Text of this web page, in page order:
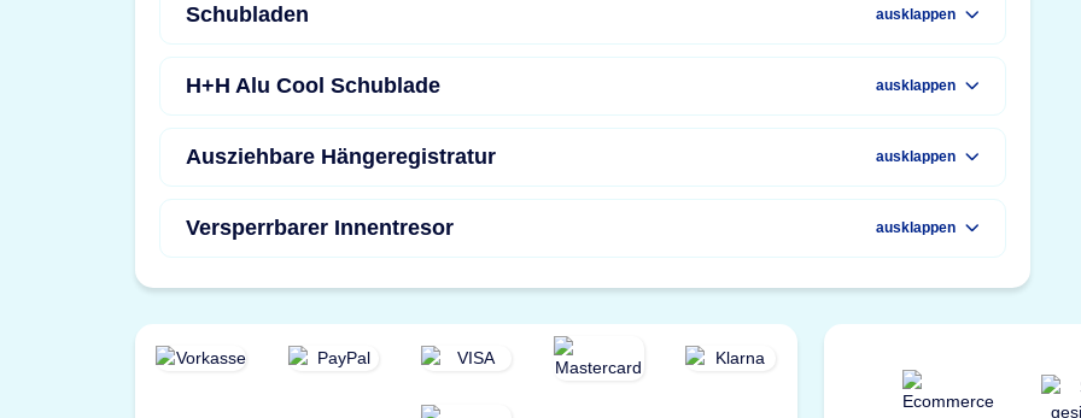
Schubladen ausklappen
H+H Alu Cool Schublade ausklappen
Ausziehbare Hängeregistratur ausklappen
Versperrbarer Innentresor ausklappen